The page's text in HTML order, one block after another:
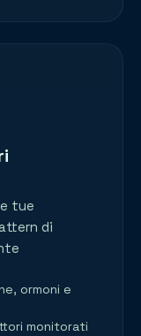
tue
di
ormoni e
monitorati